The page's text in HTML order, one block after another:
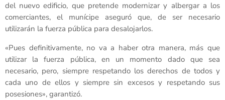
del nuevo edificio, que pretende modernizar y albergar a los
comerciantes, el munícipe aseguró que, de ser necesario
utilizarán la fuerza pública para desalojarlos.
«Pues definitivamente, no va a haber otra manera, más que
utilizar la fuerza pública, en un momento dado que sea
necesario, pero, siempre respetando los derechos de todos y
cada uno de ellos y siempre sin excesos y respetando sus
posesiones», garantizó.